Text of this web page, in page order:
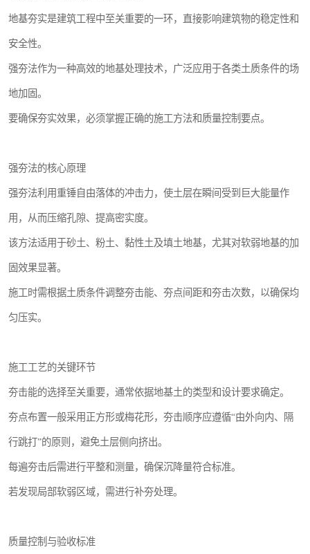
地基夯实是建筑工程中至关重要的一环，直接影响建筑物的稳定性和
安全性。
强夯法作为一种高效的地基处理技术，广泛应用于各类土质条件的场
地加固。
要确保夯实效果，必须掌握正确的施工方法和质量控制要点。
强夯法的核心原理
强夯法利用重锤自由落体的冲击力，使土层在瞬间受到巨大能量作
用，从而压缩孔隙、提高密实度。
该方法适用于砂土、粉土、黏性土及填土地基，尤其对软弱地基的加
固效果显著。
施工时需根据土质条件调整夯击能、夯点间距和夯击次数，以确保均
匀压实。
施工工艺的关键环节
夯击能的选择至关重要，通常依据地基土的类型和设计要求确定。
夯点布置一般采用正方形或梅花形，夯击顺序应遵循“由外向内、隔
行跳打”的原则，避免土层侧向挤出。
每遍夯击后需进行平整和测量，确保沉降量符合标准。
若发现局部软弱区域，需进行补夯处理。
质量控制与验收标准